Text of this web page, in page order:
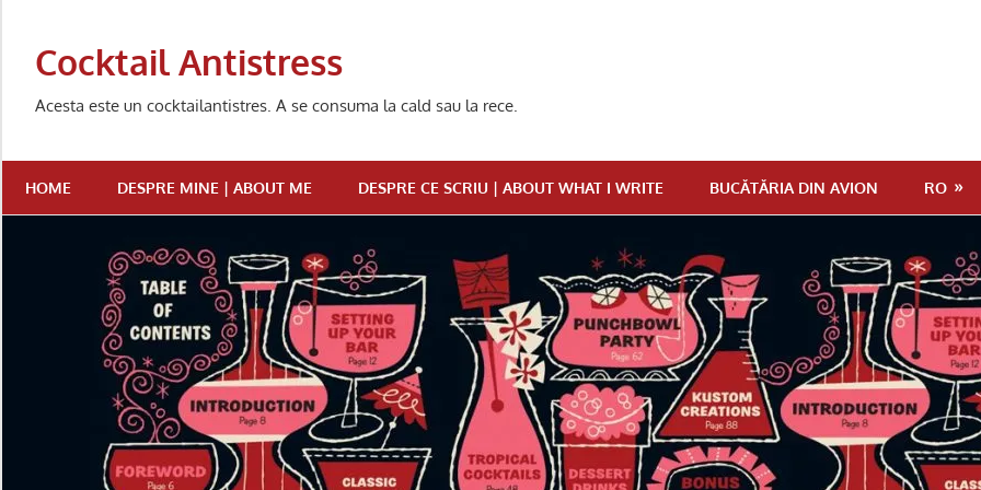
contentCocktail Antistress
Acesta este un cocktailantistres. A se consuma la cald sau la rece.
HOME DESPRE MINE | ABOUT ME DESPRE CE SCRIU | ABOUT WHAT I WRITE BUCĂTĂRIA DIN AVION RO